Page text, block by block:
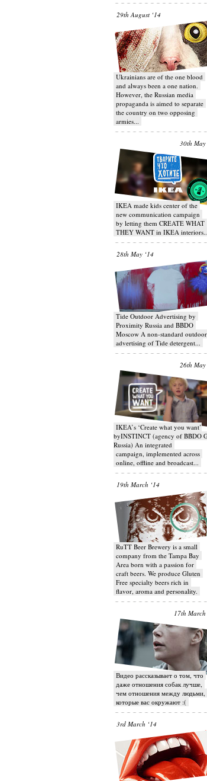
29th August ‘14
Ukrainians are of the one blood
and always been a one nation.
However, the Russian media
propaganda is aimed to separate
the country on two opposing
armies...
30th May
IKEA made kids center of the
new communication campaign
by letting them CREATE WHAT
THEY WANT in IKEA
28th May ‘14
Tide Outdoor Advertising by
Proximity Russia and BBDO
Moscow A non-standard outdoor
advertising of Tide detergent...
26th May
IKEA’s ‘Create what you want’
byINSTINCT (agency of BBDO
Russia) An integrated
campaign, implemented across
online, offline and broadcast...
19th March ‘14
RuTT Beer Brewery is a small
company from the Tampa Bay
Area born with a passion for
craft beers. We produce Gluten
Free specialty beers rich in
flavor, aroma and personality.
17th March
Видео рассказывает о том, что
даже отношения собак лучше,
чем отношения между людьми,
которые вас окружают :(
3rd March ‘14